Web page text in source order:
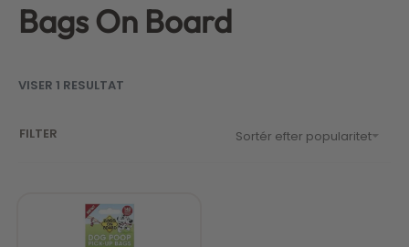
Bags On Board
VISER 1 RESULTAT
Sortér efter popularitet
FILTER